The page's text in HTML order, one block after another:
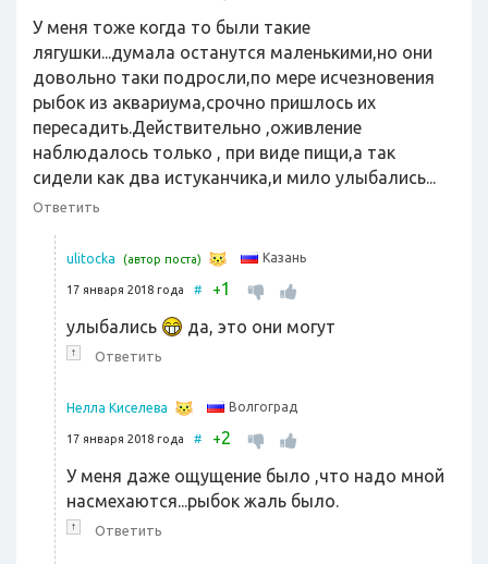
У меня тоже когда то были такие
лягушки...думала останутся маленькими,но они
довольно таки подросли,по мере исчезновения
рыбок из аквариума,срочно пришлось их
пересадить.Действительно ,оживление
наблюдалось только , при виде пищи,а так
сидели как два истуканчика,и мило улыбались...
Ответить
ulitocka (автор поста) Казань
17 января 2018 года # +1
улыбались
да, это они могут
↑ Ответить
Нелла Киселева Волгоград
17 января 2018 года # +2
У меня даже ощущение было ,что надо мной
насмехаются...рыбок жаль было.
↑ Ответить